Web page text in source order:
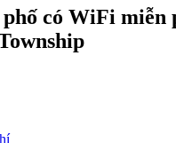
có WiFi miễn